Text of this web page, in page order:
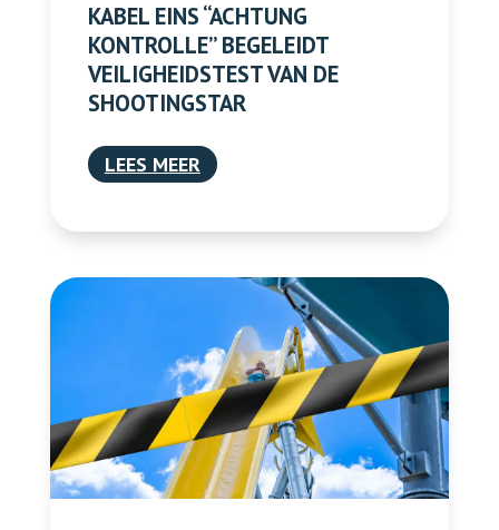
KABEL EINS “ACHTUNG
KONTROLLE” BEGELEIDT
VEILIGHEIDSTEST VAN DE
SHOOTINGSTAR
LEES MEER